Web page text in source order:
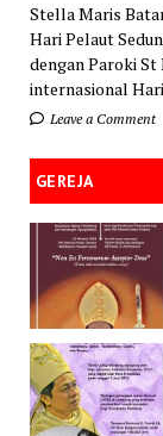
Stella Maris
Hari Pelaut
dengan Paroki St
internasional
Leave a Comment
GEREJA